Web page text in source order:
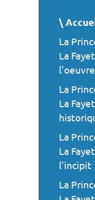
La
La
l'oeuvre
La
La
La
La
l'incipit
La